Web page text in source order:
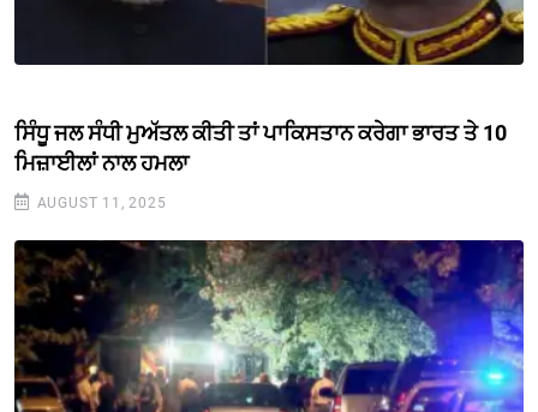
ਸਿੰਧੂ ਜਲ ਸੰਧੀ ਮੁਅੱਤਲ ਕੀਤੀ ਤਾਂ ਪਾਕਿਸਤਾਨ ਕਰੇਗਾ ਭਾਰਤ ਤੇ 10
ਮਿਜ਼ਾਈਲਾਂ ਨਾਲ ਹਮਲਾ
AUGUST 11, 2025